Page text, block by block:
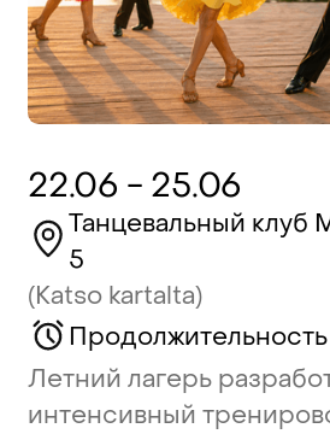
22.06 - 25.06
Танцевальный клуб
5
(Katso kartalta)
Продолжительность
Летний лагерь
интенсивный